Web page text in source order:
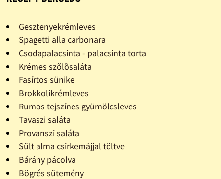
Gesztenyekrémleves
Spagetti alla carbonara
Csodapalacsinta - palacsinta torta
Krémes szõlõsaláta
Fasírtos sünike
Brokkolikrémleves
Rumos tejszínes gyümölcsleves
Tavaszi saláta
Provanszi saláta
Sült alma csirkemájjal töltve
Bárány pácolva
Bögrés sütemény